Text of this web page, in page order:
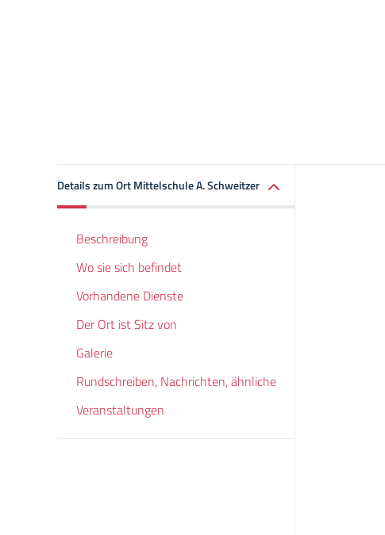
Details zum Ort Mittelschule A. Schweitzer
Beschreibung
Wo sie sich befindet
Vorhandene Dienste
Der Ort ist Sitz von
Galerie
Rundschreiben, Nachrichten, ähnliche
Veranstaltungen